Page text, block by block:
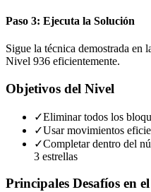
Paso 3: Ejecuta la Solución
Sigue la técnica demostrada en
Nivel 936 eficientemente.
Objetivos del Nivel
✓Eliminar todos los
✓Usar movimientos
✓Completar dentro del
3 estrellas
Principales Desafíos en